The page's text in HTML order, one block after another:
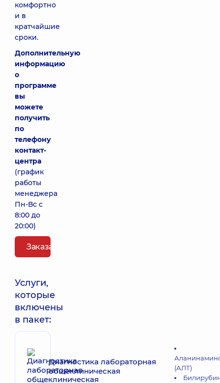
комфортно
и в
кратчайшие
сроки.
Дополнительную
информацию
о
программе
вы
можете
получить
по
телефону
контакт-
центра
(график
работы
менеджера
Пн-Вс с
8:00 до
20:00)
Заказать пакет
Услуги,
которые
включены
в пакет:
Диагностика лабораторная
общеклиническая
(АЛТ)